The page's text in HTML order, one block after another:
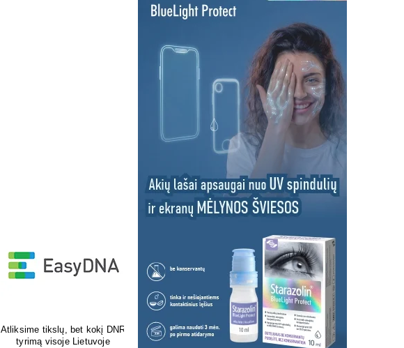
Tikras vasaros kvapas ir skonis
tavo delne
Pasirūpinkite savo pėdų
sveikata